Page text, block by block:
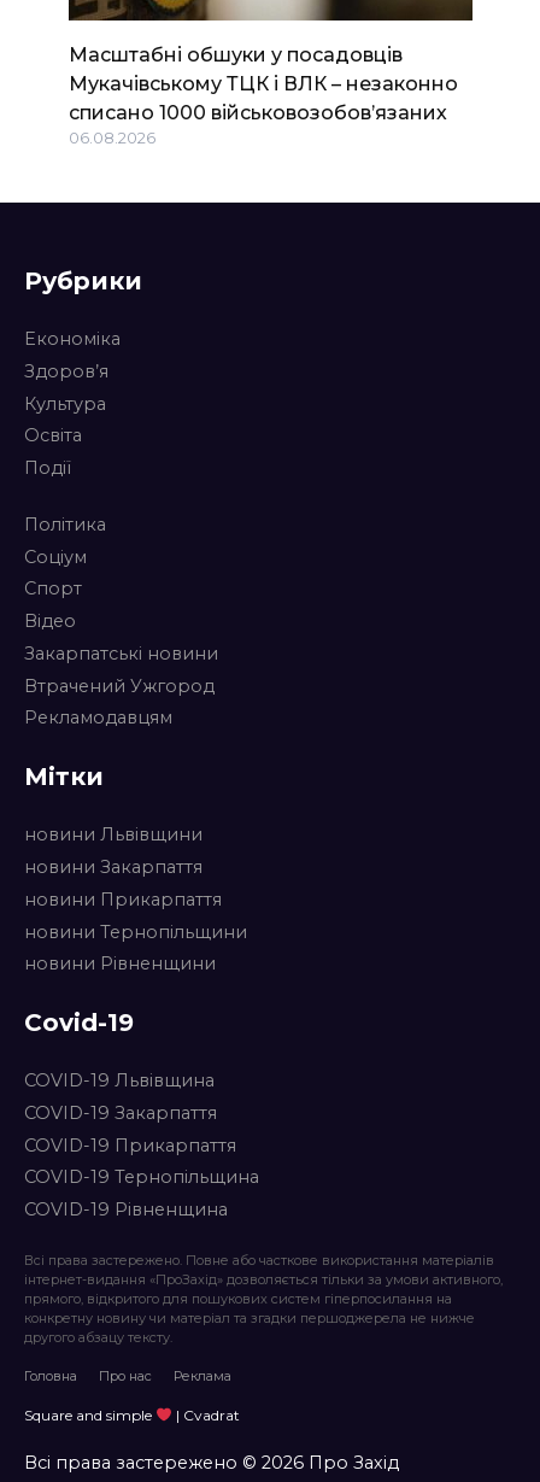
Масштабні обшуки у посадовців
Мукачівському ТЦК і ВЛК – незаконно
списано 1000 військовозобов’язаних
06.08.2026
Рубрики
Економіка
Здоров’я
Культура
Освіта
Події
Політика
Соціум
Спорт
Відео
Закарпатські новини
Втрачений Ужгород
Рекламодавцям
Мітки
новини Львівщини
новини Закарпаття
новини Прикарпаття
новини Тернопільщини
новини Рівненщини
Covid-19
COVID-19 Львівщина
COVID-19 Закарпаття
COVID-19 Прикарпаття
COVID-19 Тернопільщина
COVID-19 Рівненщина
Всі права застережено. Повне або часткове використання матеріалів
інтернет-видання «ПроЗахід» дозволяється тільки за умови активного,
прямого, відкритого для пошукових систем гіперпосилання на
конкретну новину чи матеріал та згадки першоджерела не нижче
другого абзацу тексту.
Головна Про нас Реклама
Square and simple | Cvadrat
Всі права застережено © 2026 Про Захід